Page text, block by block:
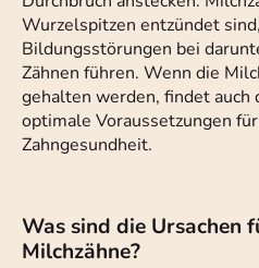
Wurzelspitzen entzündet
Bildungsstörungen bei
Zähnen führen. Wenn die
gehalten werden, findet auch
optimale Voraussetzungen
Zahngesundheit.
Was sind die Ursachen
Milchzähne?